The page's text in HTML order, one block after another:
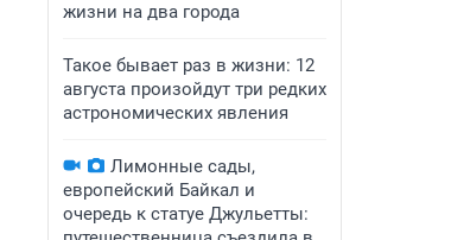
жизни на два города
Такое бывает раз в жизни: 12
августа произойдут три редких
астрономических явления
Лимонные сады,
европейский Байкал и
очередь к статуе Джульетты: